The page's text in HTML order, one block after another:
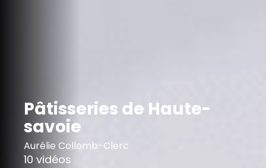
Pâtisseries de Haute-
savoie
Aurélie Collomb-Clerc
10 vidéos